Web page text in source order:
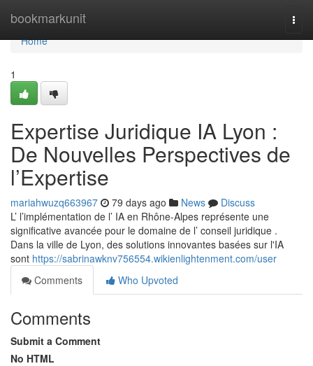
bookmarkunit
Home
Home
1
Expertise Juridique IA Lyon :
De Nouvelles Perspectives de
l’Expertise
mariahwuzq663967 79 days ago News
Discuss
L’ l’implémentation de l’ IA en Rhône-Alpes représente une
significative avancée pour le domaine de l’ conseil juridique .
Dans la ville de Lyon, des solutions innovantes basées sur l'IA
sont https://sabrinawknv756554.wikienlightenment.com/user
Comments
Who Upvoted
Comments
Submit a Comment
No HTML